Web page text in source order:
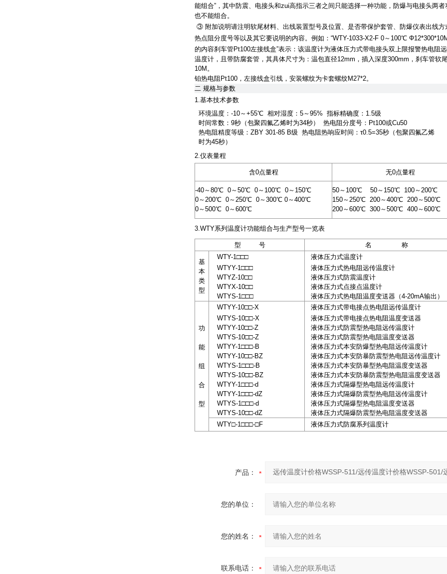
能组合”，其中防震、电接头和zui高指示三者之间只能选择一种功能，防爆与电接头两者
也不能组合。
③ 附加说明请注明软尾材料、出线装置型号及位置、是否带保护套管、防爆仪表出线方
热点阻分度号等以及其它要说明的内容。例如：“WTY-1033-X2-F 0～100℃
的内容刹车管Pt100左接线盒”表示：该温度计为液体压力式带电接头双上限报警热电阻
温度计，且带防腐套管，其具体尺寸为：温包直径12mm，插入深度300mm，刹车管软
10M。
铂热电阻Pt100，左接线盒引线，安装螺纹为卡套螺纹M27*2。
二 规格与参数
1.基本技术参数
环境温度：-10～+55℃ 相对湿度：5～95% 指标精确度：1.5级
时间常数：9秒（包聚四氟乙烯时为34秒） 热电阻分度号：Pt100或Cu50
热电阻精度等级：ZBY 301-85 B级 热电阻热响应时间：τ0.5=35秒（包聚四氟乙烯
时为45秒）
2.仪表量程
含0点量程 无0点量程
-40～80℃ 0～50℃ 0～100℃ 0～150℃
0～200℃ 0～250℃ 0～300℃ 0～400℃
0～500℃ 0～600℃
50～100℃ 50～150℃ 100～200℃
150～250℃ 200～400℃ 200～500℃
200～600℃ 300～500℃ 400～600℃
3.WTY系列温度计功能组合与生产型号一览表
型 号 名 称
基
本
类
型
WTY-1□□□
WTYY-1□□□
WTYZ-10□□
WTYX-10□□
WTYS-1□□□
液体压力式温度计
液体压力式热电阻远传温度计
液体压力式防震温度计
液体压力式点接点温度计
液体压力式热电阻温度变送器（4-20mA输出）
功
能
组
合
型
WTYY-10□□-X
WTYS-10□□-X
WTYY-10□□-Z
WTYS-10□□-Z
WTYY-1□□□-B
WTYY-10□□-BZ
WTYS-1□□□-B
WTYS-10□□-BZ
WTYY-1□□□-d
WTYY-1□□□-dZ
WTYS-1□□□-d
WTYS-10□□-dZ
液体压力式带电接点热电阻远传温度计
液体压力式带电接点热电阻温度变送器
液体压力式防震型热电阻远传温度计
液体压力式防震型热电阻温度变送器
液体压力式本安防爆型热电阻远传温度计
液体压力式本安防暴防震型热电阻远传温度计
液体压力式本安防暴型热电阻温度变送器
液体压力式本安防暴防震型热电阻温度变送器
液体压力式隔爆型热电阻远传温度计
液体压力式隔爆防震型热电阻远传温度计
液体压力式隔爆型热电阻温度变送器
液体压力式隔爆防震型热电阻温度变送器
WTY□-1□□□-□F
液体压力式防腐系列温度计
产品：
您的单位：
您的姓名：
联系电话：